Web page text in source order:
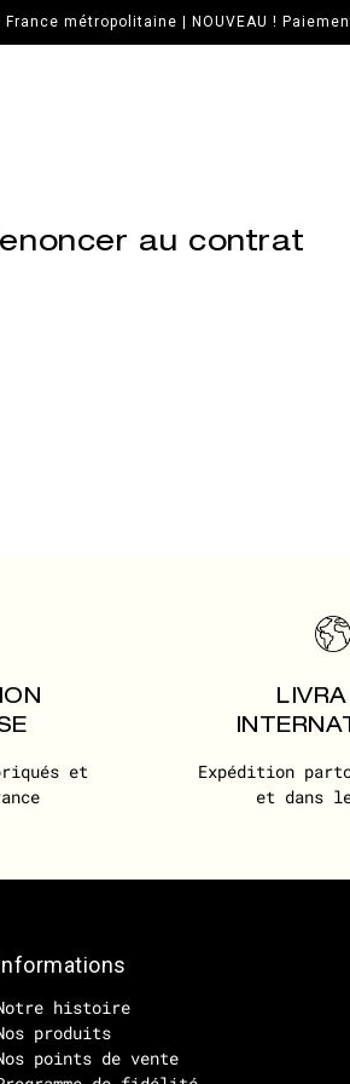
métropolitaine | NOUVEAU !
au contrat
et
Expédition
et dans le
histoire
produits
points de vente